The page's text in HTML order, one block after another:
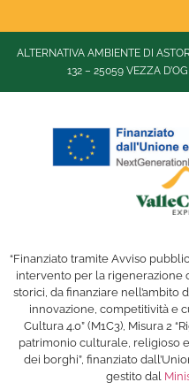
ALTERNATIVA AMBIENTE DI
132 – 25059 VEZZA
“Finanziato tramite Avviso
intervento per la rigenerazione
storici, da finanziare nell’ambito
innovazione, competitività e
Cultura 4.0” (M1C3), Misura 2
patrimonio culturale, religioso e
dei borghi”, finanziato
gestito dal